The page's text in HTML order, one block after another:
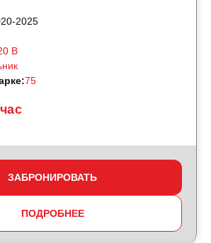
2025
B
75
ЗАБРОНИРОВАТЬ
ПОДРОБНЕЕ